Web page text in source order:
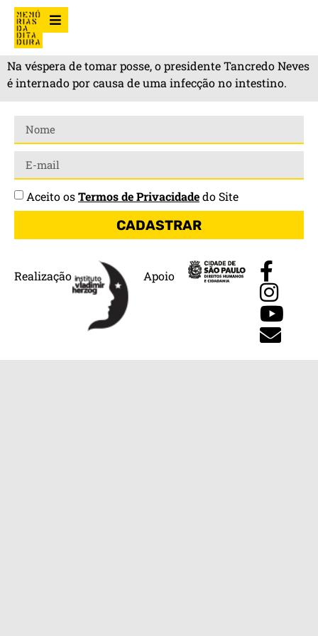
Na véspera de tomar posse, o presidente Tancredo Neves
é internado por causa de uma infecção no intestino.
Realização Apoio
Aceito osTermos de Privacidadedo Site
CADASTRAR